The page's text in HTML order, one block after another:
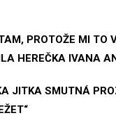
PROTOŽE MI TO
HEREČKA IVANA
JITKA SMUTNÁ